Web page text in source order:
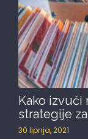
Kako izvući
strategije
30 lipnja, 2021